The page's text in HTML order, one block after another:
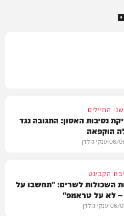
החיילים
נסיבות האסון: התגובה נגד
הוקפאה
06/יענקי גולדן
הקבינט
השכולות לשרים: "תחשבו על
06/יענקי גולדן